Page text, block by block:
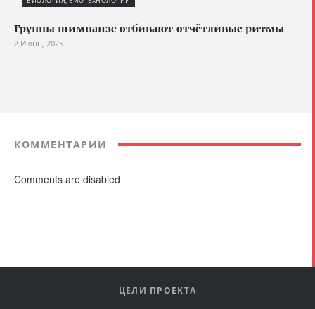
Группы шимпанзе отбивают отчётливые ритмы
2 Июнь, 2025
КОММЕНТАРИИ
Comments are disabled
ЦЕЛИ ПРОЕКТА